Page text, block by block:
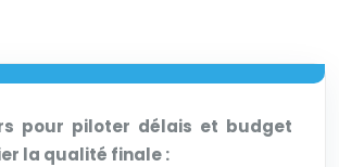
pour piloter délais et budget
la qualité finale :